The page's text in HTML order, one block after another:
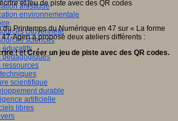
artistique
environnementale
citoyenneté
sciences
éducatifs
pédagogiques
ressources
scientifique
durable
artificielle
libres
Printemps du Numérique en 47 sur « La forme
Agen a proposé deux ateliers différents :
!etCréer un jeu de piste avec des QR codes.